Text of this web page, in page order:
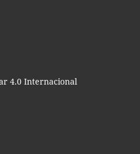
4.0 Internacional